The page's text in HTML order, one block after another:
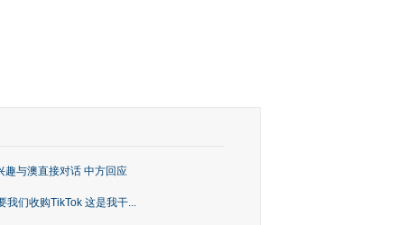
趣与澳直接对话 中方回应
我们收购TikTok 这是我干...